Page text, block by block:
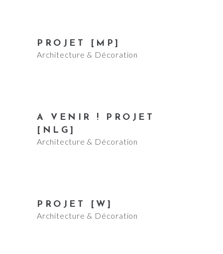
PROJET [MP]
Architecture & Décoration
A VENIR ! PROJET
[NLG]
Architecture & Décoration
PROJET [W]
Architecture & Décoration